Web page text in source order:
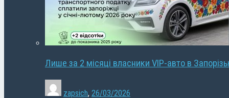
Лише за 2 місяці власники VIP-авто в
zapsich, 26/03/2026